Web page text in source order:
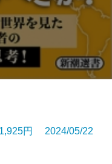
円 2024/05/22